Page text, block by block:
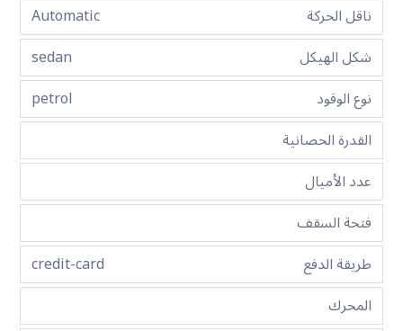
ناقل الحركة
Automatic
شكل الهيكل
sedan
نوع الوقود
petrol
القدرة الحصانية
عدد الأميال
فتحة السقف
طريقة الدفع
credit-card
المحرك